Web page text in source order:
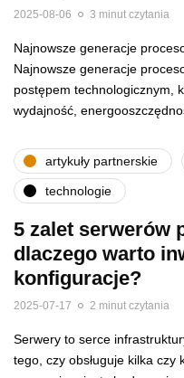
2025-08-06 3 minut czytania
Najnowsze generacje
Najnowsze generacje
postępem technologicznym,
wydajność,
artykuły partnerskie
technologie
5 zalet serwerów
dlaczego warto
konfiguracje?
2025-07-17 2 minut czytania
Serwery to serce
tego, czy obsługuje kilka czy